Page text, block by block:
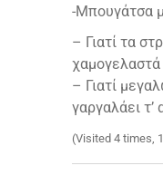
-Μπουγάτσα
– Γιατί τα
χαμογελαστά
– Γιατί
γαργαλάει τ’
(Visited 4 times,